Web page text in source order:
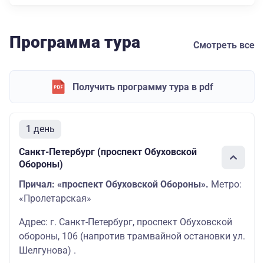
Программа тура Смотреть все
Получить программу тура в pdf
1 день
Санкт-Петербург (проспект Обуховской
Обороны)
Причал: «проспект Обуховской Обороны». Метро:
«Пролетарская»
Адрес: г. Санкт-Петербург, проспект Обуховской
обороны, 106 (напротив трамвайной остановки ул.
Шелгунова) .